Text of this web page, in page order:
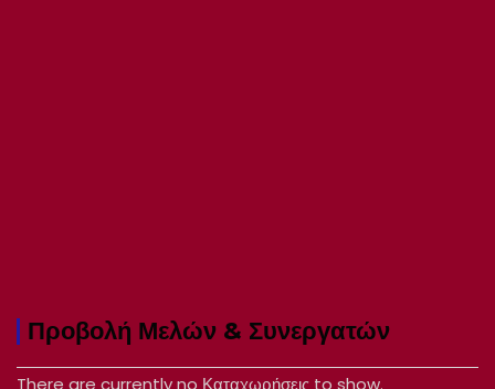
Προβολή Μελών & Συνεργατών
There are currently no Καταχωρήσεις to show.